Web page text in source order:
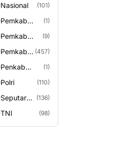
Nasional (101)
Pemkab
(1)
Pemkab
murung raya
(9)
Pemkab
Raya
(457)
Penkab
Murung raya
(1)
Polri (110)
Seputar
Seasen 2
(136)
TNI (98)